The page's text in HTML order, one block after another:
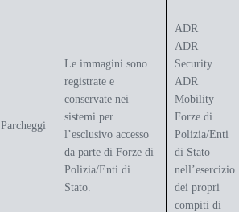
Parcheggi
Le immagini sono
registrate e
conservate nei
sistemi per
l’esclusivo accesso
da parte di Forze di
Polizia/Enti di
Stato.
ADR
ADR
Security
ADR
Mobility
Forze di
Polizia/Enti
di Stato
nell’esercizio
dei propri
compiti di